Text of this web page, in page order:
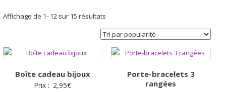
Affichage de 1–12 sur 15 résultatsTrié
par
popularité
Boîte cadeau bijoux
Prix : 2,95€
Porte-bracelets 3
rangées